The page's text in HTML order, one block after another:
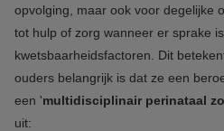
opvolging, maar ook voor degelijke
tot hulp of zorg wanneer er sprake
kwetsbaarheidsfactoren. Dit
ouders belangrijk is dat ze een
een 'multidisciplinair perinataal
uit: